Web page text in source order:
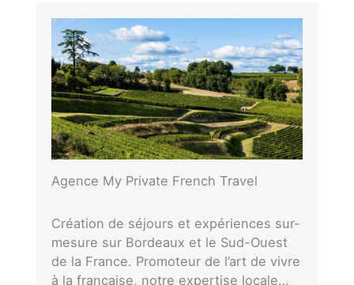
Agence My Private French Travel
Création de séjours et expériences sur-
mesure sur Bordeaux et le Sud-Ouest
de la France. Promoteur de l’art de vivre
à la française, notre expertise locale…